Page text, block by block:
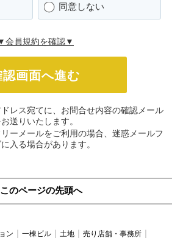
同意しない
会員規約を確認▼
レス宛てに、お問合せ内容の確認メール
送りいたします。
ーメールをご利用の場合、迷惑メールフ
入る場合があります。
このページの先頭へ
ン 一棟ビル 土地
売り店舗・事務所